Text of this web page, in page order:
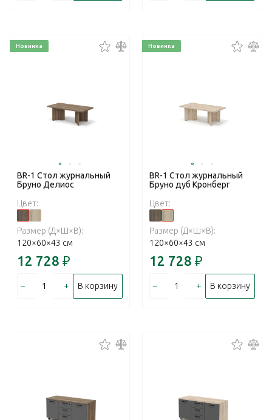
Новинка
BR-1 Стол журнальный
Бруно Делиос
Цвет:
Размер (Д×Ш×В):
120×60×43 см
12 728 ₽
– + В корзину
Новинка
BR-1 Стол журнальный
Бруно дуб Кронберг
Цвет:
Размер (Д×Ш×В):
120×60×43 см
12 728 ₽
– + В корзину